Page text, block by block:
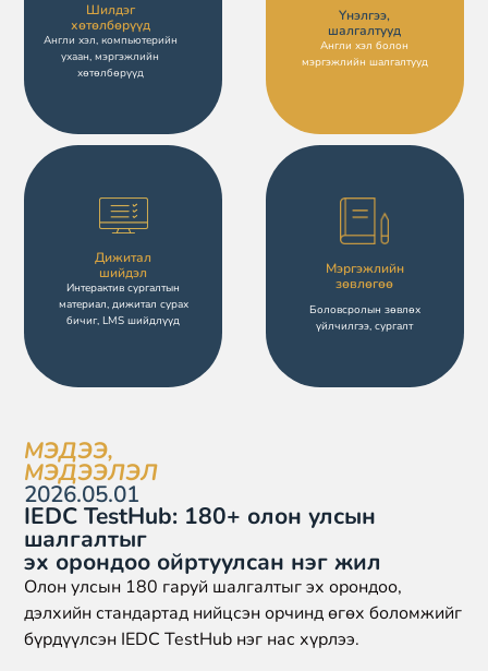
Шилдэг
хөтөлбөрүүд
Англи хэл, компьютерийн
ухаан, мэргэжлийн
хөтөлбөрүүд
Үнэлгээ,
шалгалтууд
Англи хэл болон
мэргэжлийн шалгалтууд
Дижитал
шийдэл
Интерактив сургалтын
материал, дижитал сурах
бичиг, LMS шийдлүүд
Мэргэжлийн
зөвлөгөө
Боловсролын зөвлөх
үйлчилгээ, сургалт
МЭДЭЭ,
МЭДЭЭЛЭЛ
2026.05.01
IEDC TestHub: 180+ олон улсын
шалгалтыг
эх орондоо ойртуулсан нэг жил
Олон улсын 180 гаруй шалгалтыг эх орондоо,
дэлхийн стандартад нийцсэн орчинд өгөх боломжийг
бүрдүүлсэн IEDC TestHub нэг нас хүрлээ.